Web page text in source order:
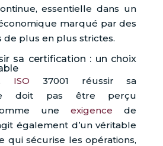
essentielle dans un
marqué par des
plus en plus strictes.
sa certification : un choix
ISO 37001 réussir sa
doit pas être perçu
uneexigence de
également d’un véritable
qui sécurise les opérations,